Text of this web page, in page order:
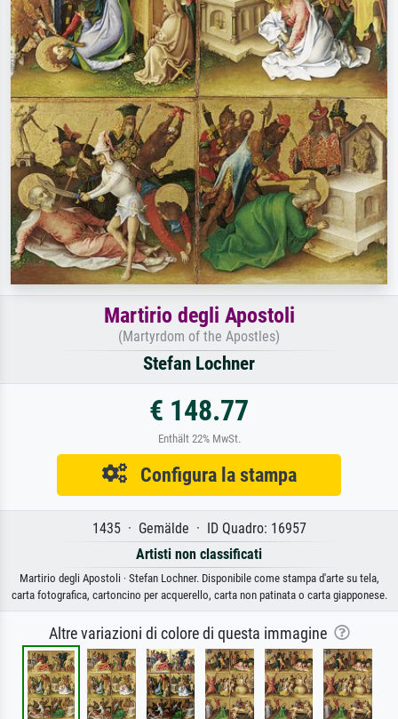
Martirio degli Apostoli
(Martyrdom of the Apostles)
Stefan Lochner
€ 148.77
Enthält 22% MwSt.
Configura la stampa
1435 · Gemälde · ID Quadro: 16957
Artisti non classificati
Martirio degli Apostoli · Stefan Lochner. Disponibile come stampa d'arte su tela,
carta fotografica, cartoncino per acquerello, carta non patinata o carta giapponese.
Altre variazioni di colore di questa immagine